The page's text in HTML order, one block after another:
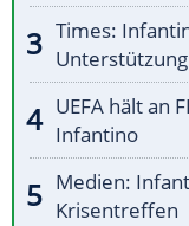
Times:
Unterstützung
UEFA hält an
Infantino
Medien:
Krisentreffen